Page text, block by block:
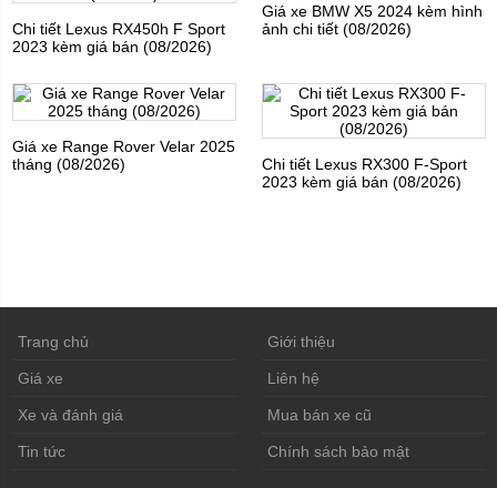
Chi tiết Lexus RX450h F Sport
2023 kèm giá bán (08/2026)
Giá xe BMW X5 2024 kèm hình
ảnh chi tiết (08/2026)
Giá xe Range Rover Velar 2025
tháng (08/2026)
Chi tiết Lexus RX300 F-Sport
2023 kèm giá bán (08/2026)
Trang chủ Giới thiệu
Giá xe Liên hệ
Xe và đánh giá Mua bán xe cũ
Tin tức Chính sách bảo mật